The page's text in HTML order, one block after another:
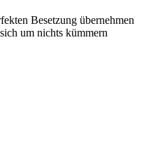
Besetzung übernehmen
um nichts kümmern